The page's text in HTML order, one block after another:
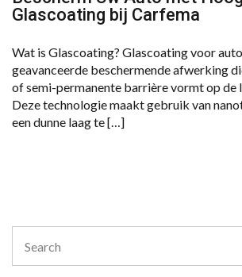
Glascoating bij Carfema
Wat is Glascoating? Glascoating voor
geavanceerde beschermende afwerking
of semi-permanente barrière vormt op de
Deze technologie maakt gebruik van
een dunne laag te […]
for: